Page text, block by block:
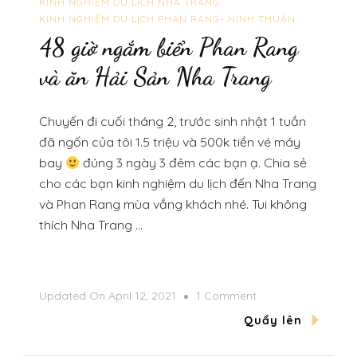
KINH NGHIỆM DU LỊCH PHAN RANG- NINH THUẬN
48 giờ ngắm biển Phan Rang
và ăn Hải Sản Nha Trang
Chuyến đi cuối tháng 2, trước sinh nhật 1 tuần
đã ngốn của tôi 1.5 triệu và 500k tiền vé máy
bay
đúng 3 ngày 3 đêm các bạn ạ. Chia sẻ
cho các bạn kinh nghiệm du lịch đến Nha Trang
và Phan Rang mùa vắng khách nhé. Tui không
thích Nha Trang …
Updated On April 12, 2021 1 Comment
48
Quẩy lên